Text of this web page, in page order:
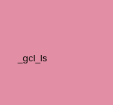
_gcl_ls